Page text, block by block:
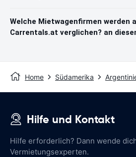
Welche Mietwagenfirmen werden
Carrentals.at verglichen? an
Home Südamerika
Hilfe und Kontakt
Hilfe erforderlich? Dann wende
Vermietungsexperten.